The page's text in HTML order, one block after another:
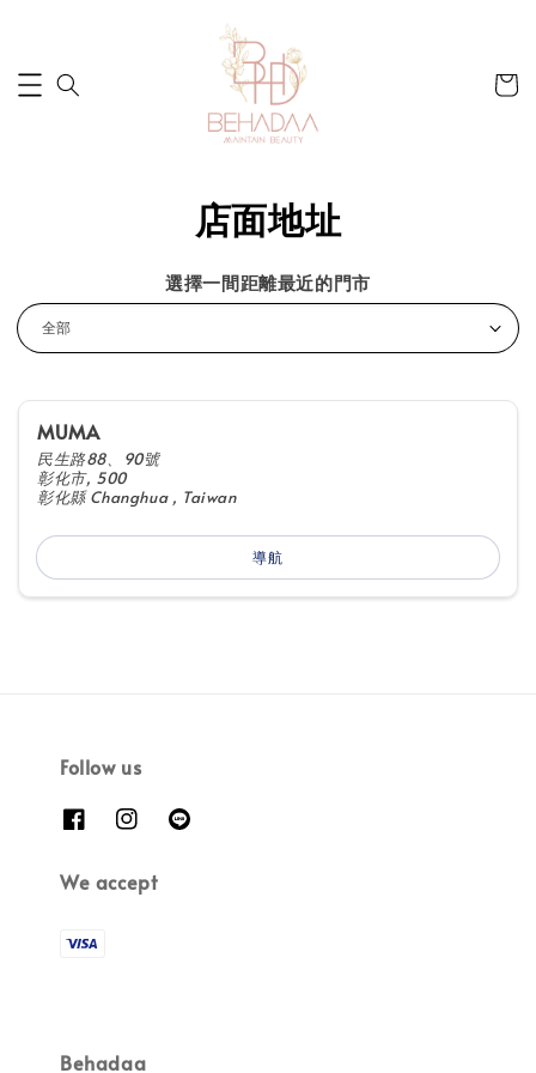
店面地址
選擇一間距離最近的門市
MUMA
民生路88、90號
彰化市, 500
彰化縣 Changhua , Taiwan
導航
Follow us
We accept
Behadaa